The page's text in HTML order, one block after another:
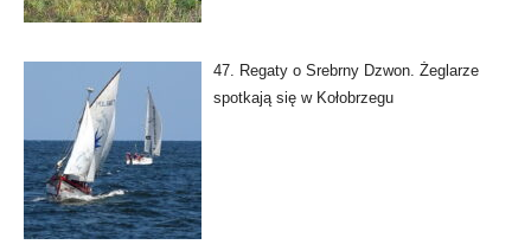
47. Regaty o Srebrny Dzwon. Żeglarze
spotkają się w Kołobrzegu